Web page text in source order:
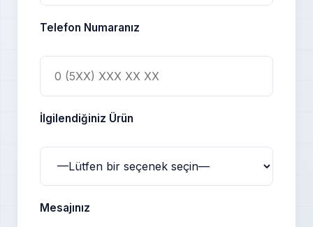
Telefon Numaranız
İlgilendiğiniz Ürün
Mesajınız